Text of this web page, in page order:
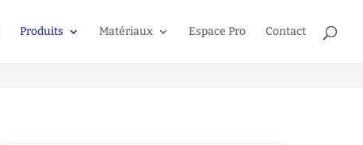
Produits Matériaux Espace Pro Contact